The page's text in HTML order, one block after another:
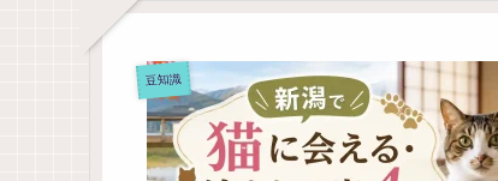
豆知識